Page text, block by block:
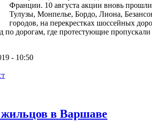
Франции. 10 августа акции вновь
Тулузы, Монпелье, Бордо, Лиона,
городов, на перекрестках шоссейных
по дорогам, где протестующие
- 10:50
в Варшаве